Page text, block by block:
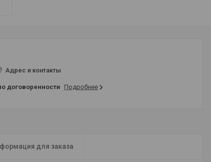
Адрес и контакты
договоренности Подробнее
для заказа